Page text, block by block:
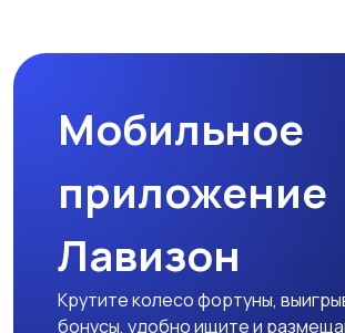
Мобильное
приложение
Лавизон
Крутите колесо фортуны,
бонусы, удобно ищите и